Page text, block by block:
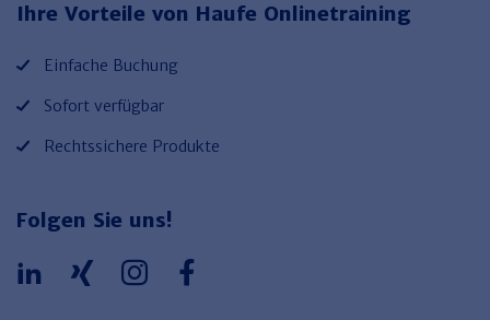
Ihre Vorteile von Haufe Onlinetraining
Einfache Buchung
Sofort verfügbar
Rechtssichere Produkte
Folgen Sie uns!